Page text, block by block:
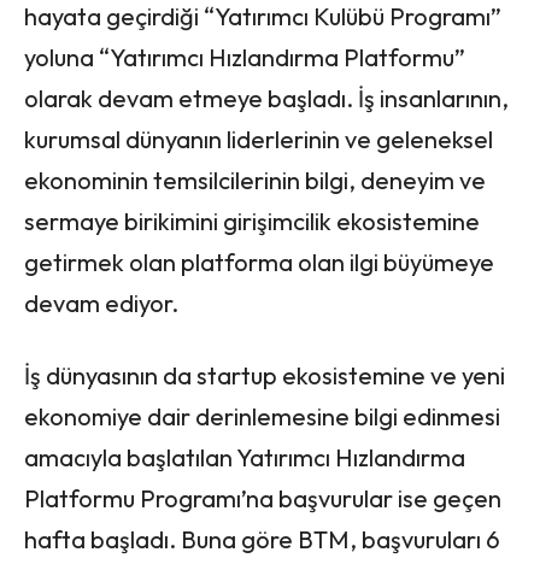
hayata geçirdiği “Yatırımcı Kulübü Programı”
yoluna “Yatırımcı Hızlandırma Platformu”
olarak devam etmeye başladı. İş insanlarının,
kurumsal dünyanın liderlerinin ve geleneksel
ekonominin temsilcilerinin bilgi, deneyim ve
sermaye birikimini girişimcilik ekosistemine
getirmek olan platforma olan ilgi büyümeye
devam ediyor.
İş dünyasının da startup ekosistemine ve yeni
ekonomiye dair derinlemesine bilgi edinmesi
amacıyla başlatılan Yatırımcı Hızlandırma
Platformu Programı’na başvurular ise geçen
hafta başladı. Buna göre BTM, başvuruları 6